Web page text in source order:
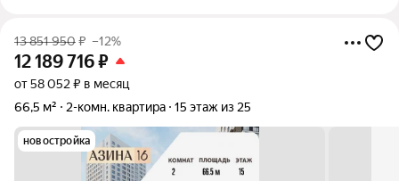
13 851 950₽ –12%
12 189 716₽
от 58 052 ₽ в месяц
66,5 м²
2-комн. квартира 15 этаж из 25
новостройка